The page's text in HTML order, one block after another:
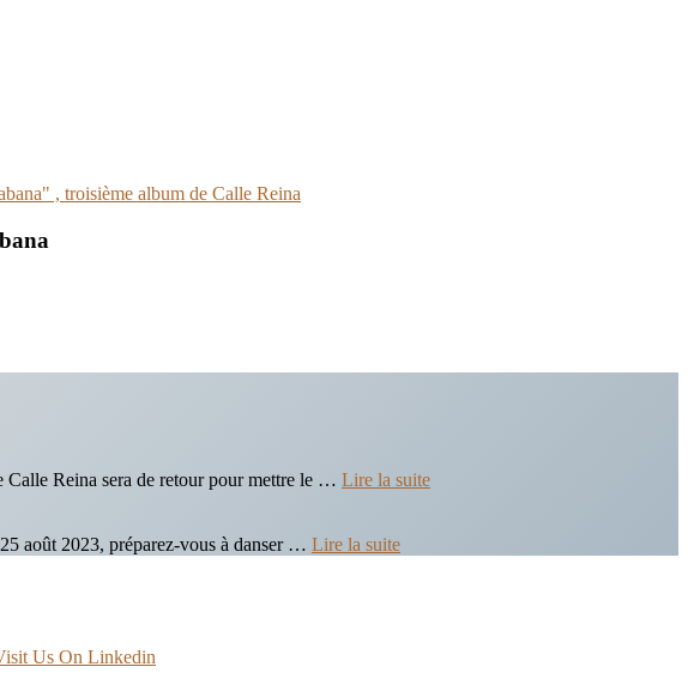
Calle Reina sera de retour pour mettre le … Lire la suite
août 2023, préparez-vous à danser … Lire la suite